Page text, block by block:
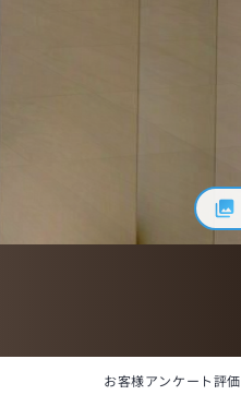
お客様アンケート評価